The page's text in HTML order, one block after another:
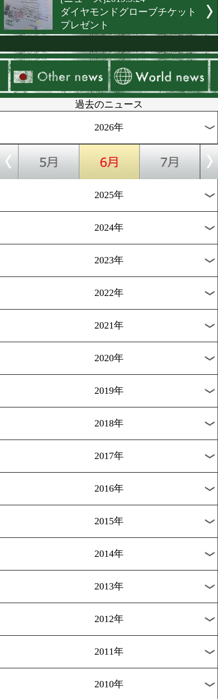
全日本新人王決定戦チケッ
レゼント
[テレビ欄]2019.11.6
プロフェッショナル仕事の
「モンスターの素顔」
[ニュース]2019.10.23
阪下優友からうれしいプレ
ト
[ニュース]2019.10.15
東日本新人王決勝戦チケッ
レゼント
[ニュース]2019.9.24
プレゼント
2026年
2025年
2023年
2021年
2020年